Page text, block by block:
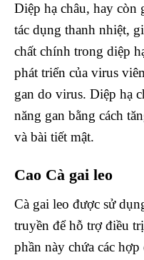
Diệp hạ châu, hay còn
tác dụng thanh nhiệt,
chất chính trong diệp
phát triển của virus
gan do virus. Diệp hạ
năng gan bằng cách
và bài tiết mật.
Cao Cà gai leo
Cà gai leo được sử
truyền để hỗ trợ điều
phần này chứa các